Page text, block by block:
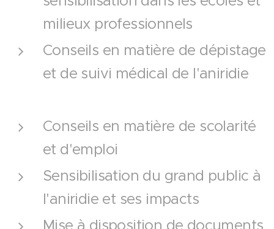
milieux professionnels
Conseils en matière de dépistage
et de suivi médical de l'aniridie
Conseils en matière de scolarité
et d'emploi
Sensibilisation du grand public à
l'aniridie et ses impacts
Mise à disposition de documents